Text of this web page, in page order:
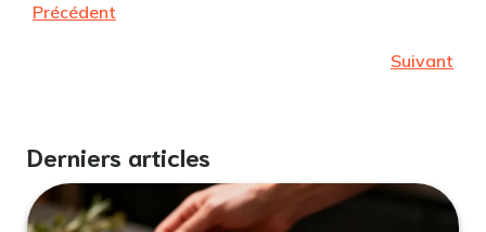
Précédent
Suivant
Derniers articles